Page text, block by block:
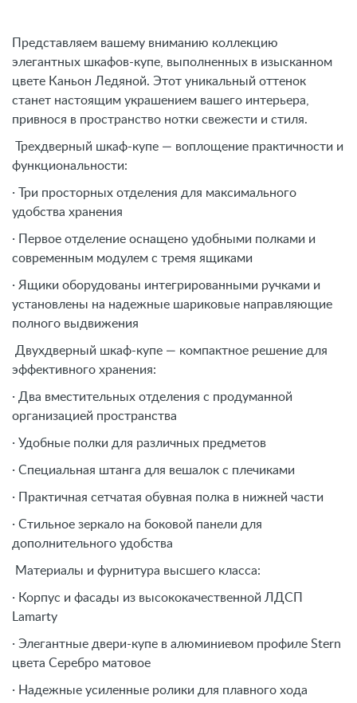
Представляем вашему вниманию коллекцию
элегантных шкафов-купе, выполненных в изысканном
цвете Каньон Ледяной. Этот уникальный оттенок
станет настоящим украшением вашего интерьера,
привнося в пространство нотки свежести и стиля.
Трехдверный шкаф-купе — воплощение практичности и
функциональности:
· Три просторных отделения для максимального
удобства хранения
· Первое отделение оснащено удобными полками и
современным модулем с тремя ящиками
· Ящики оборудованы интегрированными ручками и
установлены на надежные шариковые направляющие
полного выдвижения
Двухдверный шкаф-купе — компактное решение для
эффективного хранения:
· Два вместительных отделения с продуманной
организацией пространства
· Удобные полки для различных предметов
· Специальная штанга для вешалок с плечиками
· Практичная сетчатая обувная полка в нижней части
· Стильное зеркало на боковой панели для
дополнительного удобства
Материалы и фурнитура высшего класса:
· Корпус и фасады из высококачественной ЛДСП
Lamarty
· Элегантные двери-купе в алюминиевом профиле Stern
цвета Серебро матовое
· Надежные усиленные ролики для плавного хода